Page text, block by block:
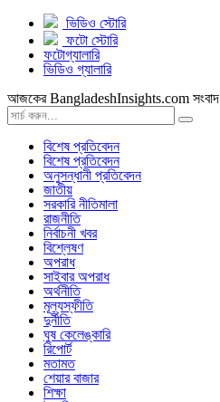
ভিডিও স্টোরি
ফটো স্টোরি
ফটোগ্যালারি
ভিডিও গ্যালারি
আজকের BangladeshInsights.com সংবাদ
বিশেষ প্রতিবেদন
বিশেষ প্রতিবেদন
অনুসন্ধানী প্রতিবেদন
জাতীয়
সরকারি নীতিমালা
রাজনীতি
নির্বাচনী খবর
বিশ্লেষণ
অপরাধ
সাইবার অপরাধ
অর্থনীতি
মূল্যস্ফীতি
দুর্নীতি
ঘুষ কেলেঙ্কারি
রিপোর্ট
মতামত
শেয়ার বাজার
শিক্ষা